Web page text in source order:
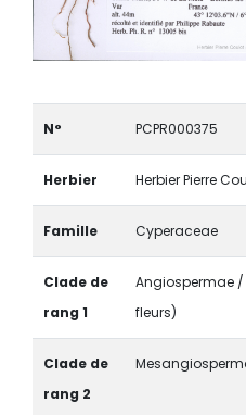
N° PCPR000375
Herbier Herbier Pierre
Famille Cyperaceae
Clade de
rang 1
Angiospermae
fleurs)
Clade de
rang 2